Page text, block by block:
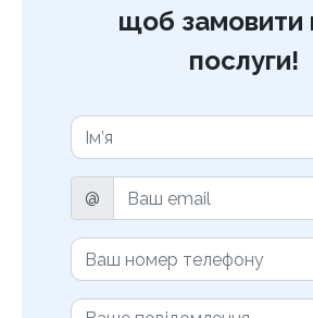
щоб замовити
послуги!
@